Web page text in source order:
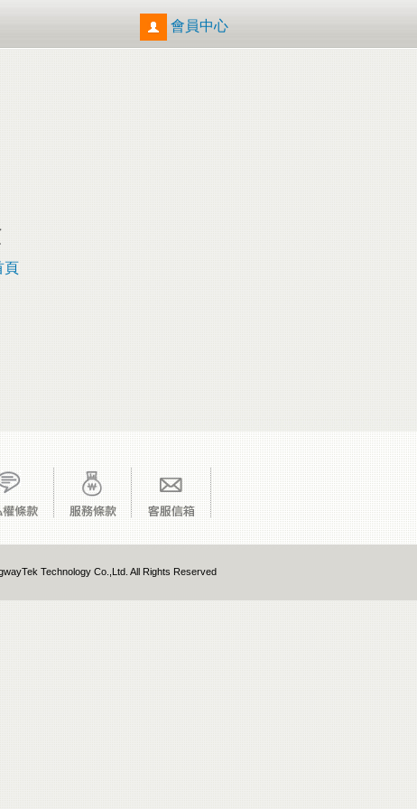
會員中心
頁
Technology Co.,Ltd. All Rights Reserved